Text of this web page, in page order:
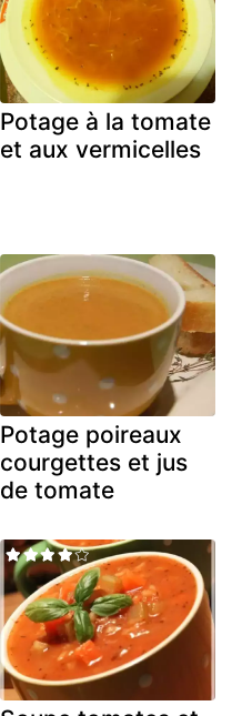
Potage à la tomate
et aux vermicelles
Potage poireaux
courgettes et jus
de tomate